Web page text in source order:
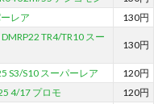
レア 130円
TR4/TR10 スー
130円
S3/S10 スーパーレア
120円
4/17 プロモ
120円